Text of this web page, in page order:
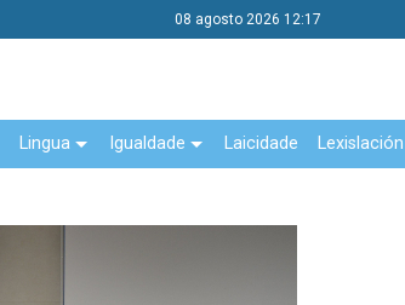
08 agosto 2026 12:17
Lingua Igualdade Laicidade Lexislación